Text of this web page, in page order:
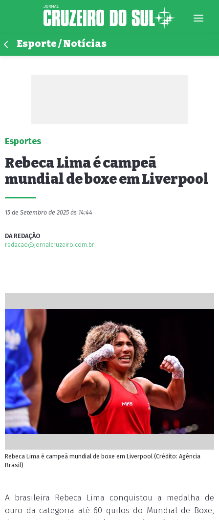
Esporte / Notícias
Esportes
Rebeca Lima é campeã
mundial de boxe em Liverpool
15 de Setembro de 2025 às 14:44
DA REDAÇÃO
redacao@jornalcruzeiro.com.br
Rebeca Lima é campeã mundial de boxe em Liverpool (Crédito: Agência
Brasil)
A brasileira Rebeca Lima conquistou a medalha de
ouro da categoria até 60 quilos do Mundial de Boxe,